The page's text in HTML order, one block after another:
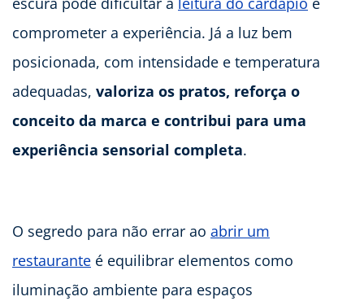
comprometer a experiência. Já a luz bem
posicionada, com intensidade e temperatura
adequadas, valoriza os pratos, reforça o
conceito da marca e contribui para uma
experiência sensorial completa.
O segredo para não errar ao abrir um
restaurante é equilibrar elementos como
iluminação ambiente para espaços